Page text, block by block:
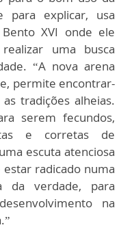
explicar, usa
XVI onde ele
uma busca
“A nova arena
permite encontrar-
tradições alheias.
serem fecundos,
e corretas de
escuta atenciosa
radicado numa
da verdade, para
na